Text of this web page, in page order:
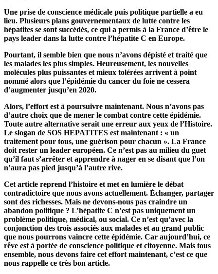
Une prise de conscience médicale puis politique partielle a eu
lieu. Plusieurs plans gouvernementaux de lutte contre les
hépatites se sont succédés, ce qui a permis à la France d’être le
pays leader dans la lutte contre l’hépatite C en Europe.
Pourtant, il semble bien que nous n’avons dépisté et traité que
les malades les plus simples. Heureusement, les nouvelles
molécules plus puissantes et mieux tolérées arrivent à point
nommé alors que l’épidémie du cancer du foie ne cessera
d’augmenter jusqu’en 2020.
Alors, l’effort est à poursuivre maintenant. Nous n’avons pas
d’autre choix que de mener le combat contre cette épidémie.
Toute autre alternative serait une erreur aux yeux de l’Histoire.
Le slogan de SOS HEPATITES est maintenant : « un
traitement pour tous, une guérison pour chacun ». La France
doit rester un leader européen. Ce n’est pas au milieu du guet
qu’il faut s’arrêter et apprendre à nager en se disant que l’on
n’aura pas pied jusqu’à l’autre rive.
Cet article reprend l’histoire et met en lumière le débat
contradictoire que nous avons actuellement. Échanger, partager
sont des richesses. Mais ne devons-nous pas craindre un
abandon politique ? L’hépatite C n’est pas uniquement un
problème politique, médical, ou social. Ce n’est qu’avec la
conjonction des trois associés aux malades et au grand public
que nous pourrons vaincre cette épidémie. Car aujourd’hui, ce
rêve est à portée de conscience politique et citoyenne. Mais tous
ensemble, nous devons faire cet effort maintenant, c’est ce que
nous rappelle ce très bon article.